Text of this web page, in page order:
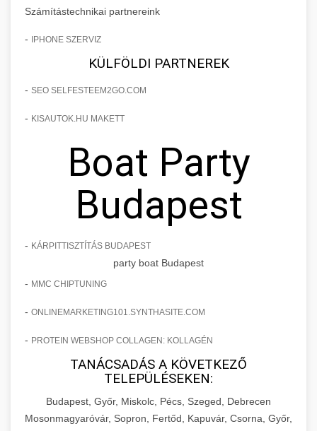
Számítástechnikai partnereink
- IPHONE SZERVIZ
KÜLFÖLDI PARTNEREK
- SEO SELFESTEEM2GO.COM
- KISAUTOK.HU MAKETT
Boat Party
Budapest
- KÁRPITTISZTÍTÁS BUDAPEST
party boat Budapest
- MMC CHIPTUNING
- ONLINEMARKETING101.SYNTHASITE.COM
- PROTEIN WEBSHOP COLLAGEN: KOLLAGÉN
TANÁCSADÁS A KÖVETKEZŐ
TELEPÜLÉSEKEN:
Budapest, Győr, Miskolc, Pécs, Szeged, Debrecen
Mosonmagyaróvár, Sopron, Fertőd, Kapuvár, Csorna, Győr,